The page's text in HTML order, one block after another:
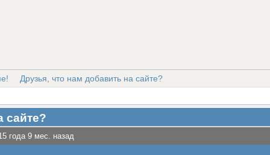
Друзья, что нам добавить на сайте?
сайте?
года 9 мес. назад